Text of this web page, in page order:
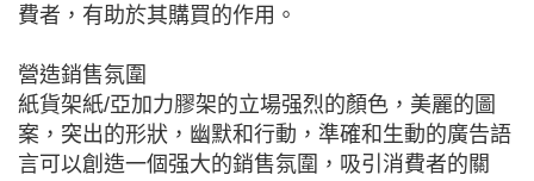
費者，有助於其購買的作用。
營造銷售氛圍
紙貨架紙/亞加力膠架的立場强烈的顏色，美麗的圖
案，突出的形狀，幽默和行動，準確和生動的廣告語
言可以創造一個强大的銷售氛圍，吸引消費者的關